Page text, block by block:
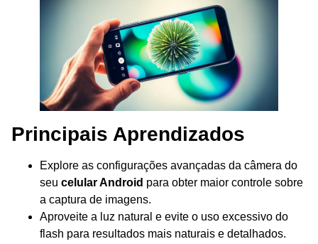
Principais Aprendizados
Explore as configurações avançadas da câmera do
seu celular Android para obter maior controle sobre
a captura de imagens.
Aproveite a luz natural e evite o uso excessivo do
flash para resultados mais naturais e detalhados.